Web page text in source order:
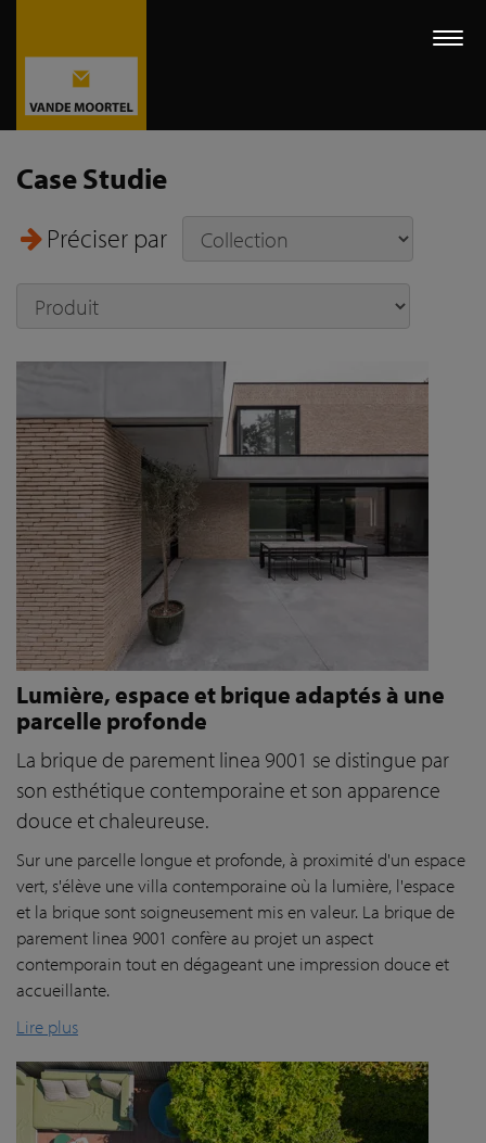
Case Studie
Préciser par
Lumière, espace et brique adaptés à une
parcelle profonde
La brique de parement linea 9001 se distingue par
son esthétique contemporaine et son apparence
douce et chaleureuse.
Sur une parcelle longue et profonde, à proximité d'un espace
vert, s'élève une villa contemporaine où la lumière, l'espace
et la brique sont soigneusement mis en valeur. La brique de
parement linea 9001 confère au projet un aspect
contemporain tout en dégageant une impression douce et
accueillante.
Lire plus